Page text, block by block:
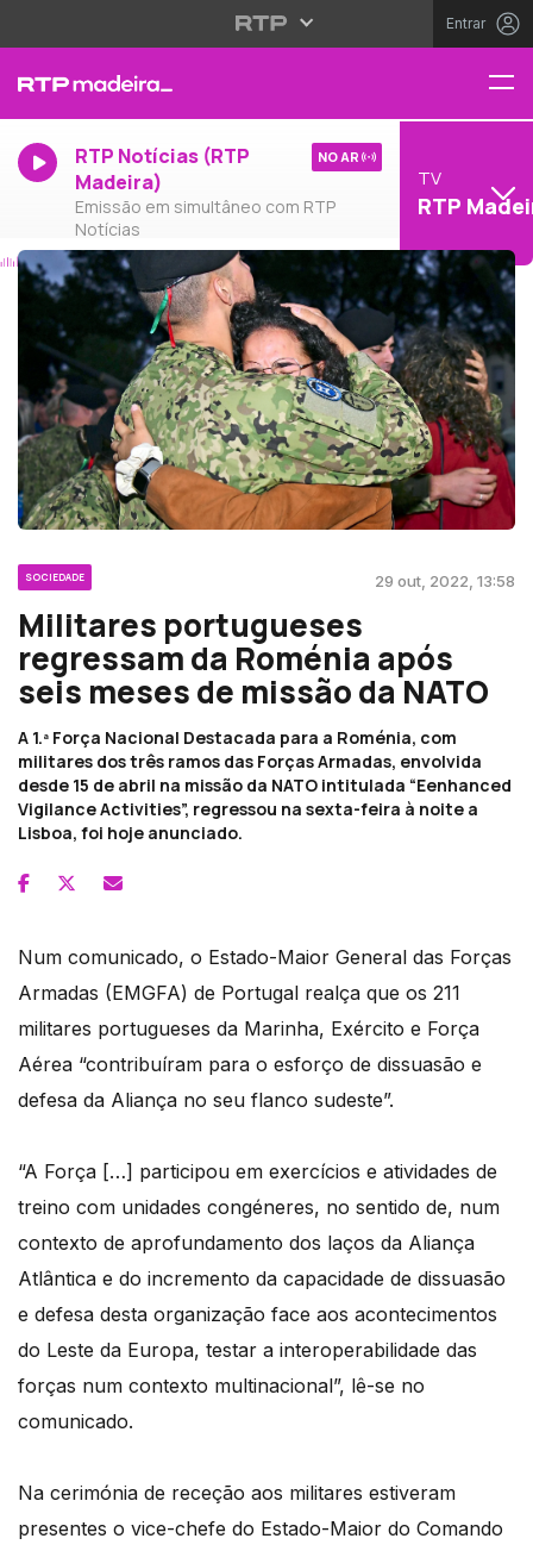
Entrar
RTP Notícias (RTP
Madeira)
Emissão em simultâneo com RTP
Notícias
NO AR
TV
RTP
SOCIEDADE 29 out, 2022, 13:58
Militares portugueses
regressam da Roménia após
seis meses de missão da NATO
A 1.ª Força Nacional Destacada para a Roménia, com
militares dos três ramos das Forças Armadas, envolvida
desde 15 de abril na missão da NATO intitulada “Eenhanced
Vigilance Activities”, regressou na sexta-feira à noite a
Lisboa, foi hoje anunciado.
Num comunicado, o Estado-Maior General das Forças
Armadas (EMGFA) de Portugal realça que os 211
militares portugueses da Marinha, Exército e Força
Aérea “contribuíram para o esforço de dissuasão e
defesa da Aliança no seu flanco sudeste”.
“A Força […] participou em exercícios e atividades de
treino com unidades congéneres, no sentido de, num
contexto de aprofundamento dos laços da Aliança
Atlântica e do incremento da capacidade de dissuasão
e defesa desta organização face aos acontecimentos
do Leste da Europa, testar a interoperabilidade das
forças num contexto multinacional”, lê-se no
comunicado.
Na cerimónia de receção aos militares estiveram
presentes o vice-chefe do Estado-Maior do Comando